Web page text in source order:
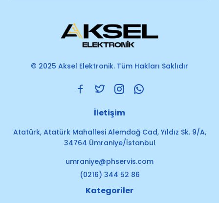
© 2025 Aksel Elektronik. Tüm Hakları Saklıdır
İletişim
Atatürk, Atatürk Mahallesi Alemdağ Cad, Yıldız Sk. 9/A,
34764 Ümraniye/İstanbul
umraniye@phservis.com
(0216) 344 52 86
Kategoriler